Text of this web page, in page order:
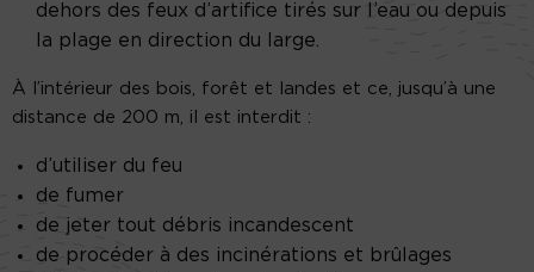
dehors des feux d’artifice tirés sur l’eau ou depuis
la plage en direction du large.
À l’intérieur des bois, forêt et landes et ce, jusqu’à une
distance de 200 m, il est interdit :
d’utiliser du feu
de fumer
de jeter tout débris incandescent
de procéder à des incinérations et brûlages